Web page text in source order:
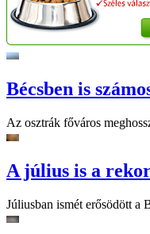
Bécsben is
Az osztrák főváros
A július is a
Júliusban ismét erősödött a